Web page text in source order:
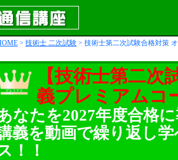
> 技術士 二次試験 > 技術士第二次試験合格対策
【技術士第二
義プレミアムコ
なたを2027年度合格
義を動画で繰り返し
！！